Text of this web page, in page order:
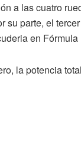
a las cuatro
su parte, el
en Fórmula
la potencia